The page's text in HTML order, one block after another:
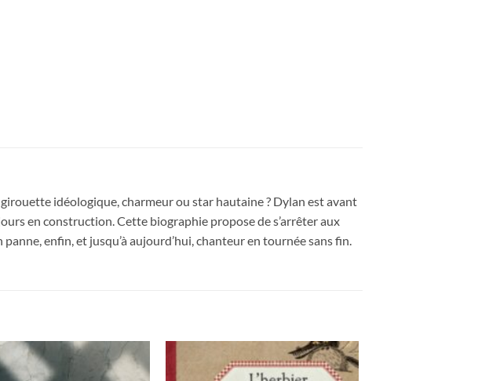
idéologique, charmeur ou star hautaine ? Dylan est avant
en construction. Cette biographie propose de s’arrêter aux
enfin, et jusqu’à aujourd’hui, chanteur en tournée sans fin.